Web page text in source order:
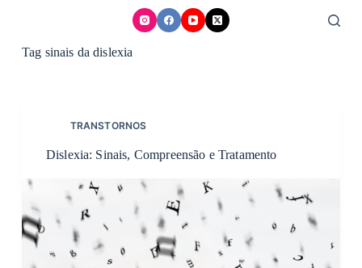
Tag sinais da dislexia
TRANSTORNOS
Dislexia: Sinais, Compreensão e Tratamento